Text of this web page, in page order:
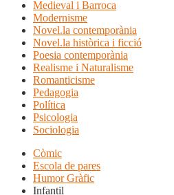
Medieval i Barroca
Modernisme
Novel.la contemporània
Novel.la històrica i ficció
Poesia contemporània
Realisme i Naturalisme
Romanticisme
Pedagogia
Política
Psicologia
Sociologia
Còmic
Escola de pares
Humor Gràfic
Infantil